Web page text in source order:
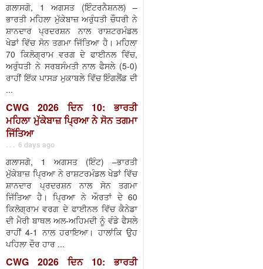
ਗਲਾਸਗੋ, 1 ਅਗਸਤ (ਇੰਟਰਨੈਸ਼ਨਲ) –
ਭਾਰਤੀ ਮਹਿਲਾ ਮੁੱਕੇਬਾਜ਼ ਅਰੁੰਧਤੀ ਚੌਧਰੀ ਨੇ
ਸ਼ਾਨਦਾਰ ਪ੍ਰਦਰਸ਼ਨ ਨਾਲ ਰਾਸ਼ਟਰਮੰਡਲ
ਖੇਡਾਂ ਵਿੱਚ ਸੋਨ ਤਗਮਾ ਜਿੱਤਿਆ ਹੈ। ਮਹਿਲਾ
70 ਕਿਲੋਗ੍ਰਾਮ ਵਰਗ ਦੇ ਫਾਈਨਲ ਵਿੱਚ,
ਅਰੁੰਧਤੀ ਨੇ ਸਰਬਸੰਮਤੀ ਨਾਲ ਫੈਸਲੇ (5-0)
ਰਾਹੀਂ ਇੱਕ ਪਾਸੜ ਮੁਕਾਬਲੇ ਵਿੱਚ ਇੰਗਲੈਂਡ ਦੀ
...
CWG 2026 ਦਿਨ 10: ਭਾਰਤੀ
ਮਹਿਲਾ ਮੁੱਕੇਬਾਜ਼ ਪ੍ਰਿਆ ਨੇ ਸੋਨ ਤਗਮਾ
ਜਿੱਤਿਆ
. . . 6 days ago
ਗਲਾਸਗੋ, 1 ਅਗਸਤ (ਇੰਟ) –ਭਾਰਤੀ
ਮੁੱਕੇਬਾਜ਼ ਪ੍ਰਿਆ ਨੇ ਰਾਸ਼ਟਰਮੰਡਲ ਖੇਡਾਂ ਵਿੱਚ
ਸ਼ਾਨਦਾਰ ਪ੍ਰਦਰਸ਼ਨ ਨਾਲ ਸੋਨ ਤਗਮਾ
ਜਿੱਤਿਆ ਹੈ। ਪ੍ਰਿਆ ਨੇ ਔਰਤਾਂ ਦੇ 60
ਕਿਲੋਗ੍ਰਾਮ ਵਰਗ ਦੇ ਫਾਈਨਲ ਵਿੱਚ ਕੈਨੇਡਾ
ਦੀ ਮੈਰੀ ਬਾਥਲ ਅਲ-ਅਹਿਮਦੀ ਨੂੰ ਵੰਡੇ ਫੈਸਲੇ
ਰਾਹੀਂ 4-1 ਨਾਲ ਹਰਾਇਆ। ਹਾਲਾਂਕਿ ਉਹ
ਪਹਿਲਾ ਦੌਰ ਹਾਰ ...
CWG 2026 ਦਿਨ 10: ਭਾਰਤੀ